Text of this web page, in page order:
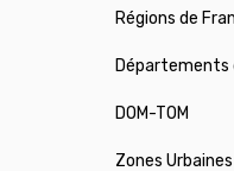
Régions de
Départements
DOM-TOM
Zones Urbaines